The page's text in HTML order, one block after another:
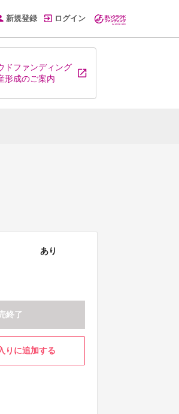
新規登録 ログイン
ドファンディング
形成のご案内
あり
終了
りに追加する